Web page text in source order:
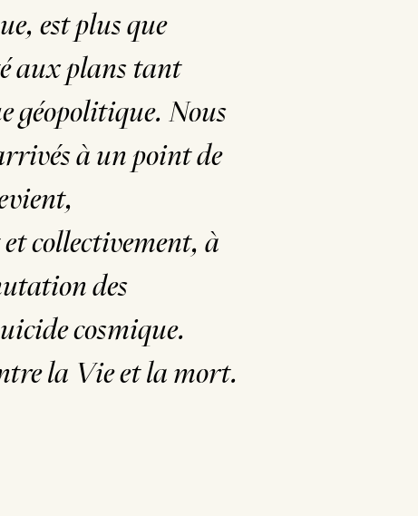
est plus que
aux plans tant
géopolitique. Nous
à un point de
collectivement, à
des
cosmique.
la Vie et la mort.